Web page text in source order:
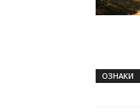
ОЗНАКИ